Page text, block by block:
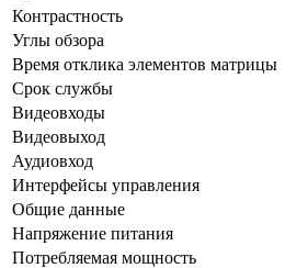
Контрастность
Углы обзора
Время отклика элементов матрицы
Срок службы
Видеовходы
Видеовыход
Аудиовход
Интерфейсы управления
Общие данные
Напряжение питания
Потребляемая мощность